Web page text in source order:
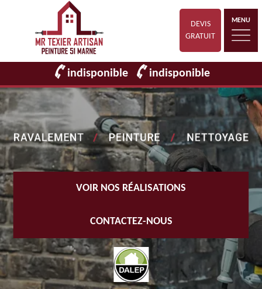
DEVIS
GRATUIT
MENU
indisponible indisponible
VOIR NOS RÉALISATIONS
CONTACTEZ-NOUS